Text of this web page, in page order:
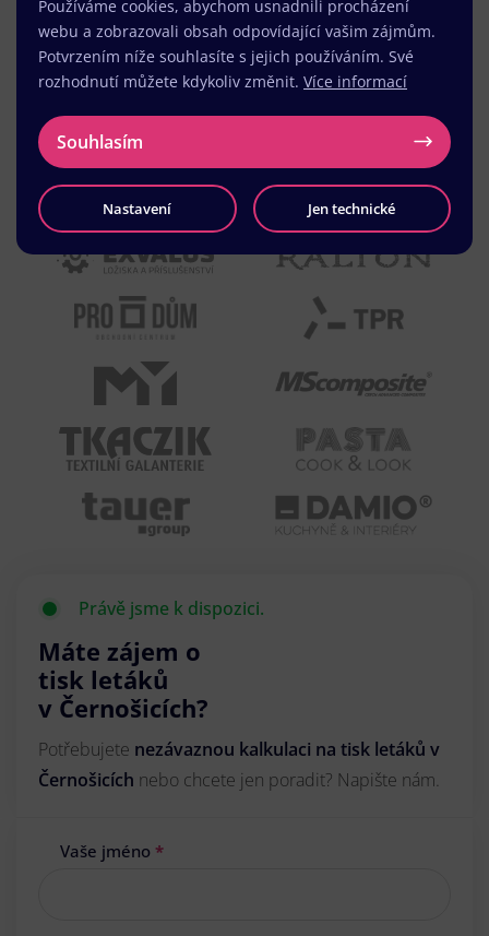
Právě jsme k dispozici.
Máte zájem o
tisk letáků
v Černošicích?
Potřebujete nezávaznou kalkulaci na tisk letáků v
Černošicích nebo chcete jen poradit? Napište nám.
Vaše jméno *
Používáme cookies, abychom usnadnili procházení
webu a zobrazovali obsah odpovídající vašim zájmům.
Potvrzením níže souhlasíte s jejich používáním. Své
rozhodnutí můžete kdykoliv změnit. Více informací
Souhlasím
Nastavení Jen technické